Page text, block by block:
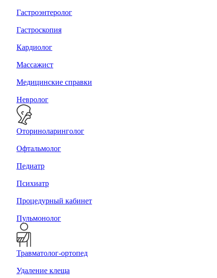
Гастроэнтеролог
Гастроскопия
Кардиолог
Массажист
Медицинские справки
Невролог
Оториноларинголог
Офтальмолог
Педиатр
Психиатр
Процедурный кабинет
Пульмонолог
Травматолог-ортопед
Удаление клеща